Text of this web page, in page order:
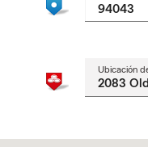
Ubicación